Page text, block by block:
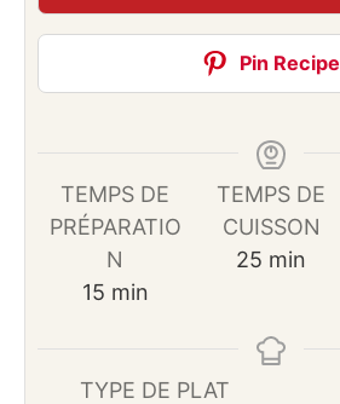
Pin Recipe
TEMPS DE
PRÉPARATIO
N
15minutes
min
TEMPS DE
CUISSON
25 minutes
min
TYPE DE PLAT